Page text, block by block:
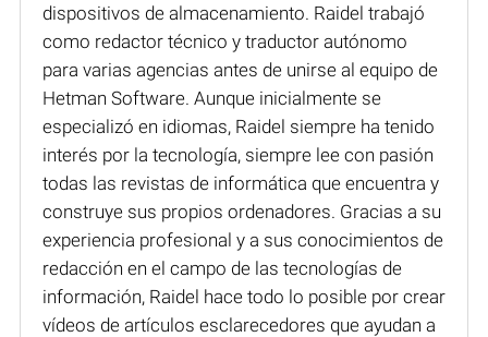
dispositivos de almacenamiento. Raidel trabajó
como redactor técnico y traductor autónomo
para varias agencias antes de unirse al equipo de
Hetman Software. Aunque inicialmente se
especializó en idiomas, Raidel siempre ha tenido
interés por la tecnología, siempre lee con pasión
todas las revistas de informática que encuentra y
construye sus propios ordenadores. Gracias a su
experiencia profesional y a sus conocimientos de
redacción en el campo de las tecnologías de
información, Raidel hace todo lo posible por crear
vídeos de artículos esclarecedores que ayudan a